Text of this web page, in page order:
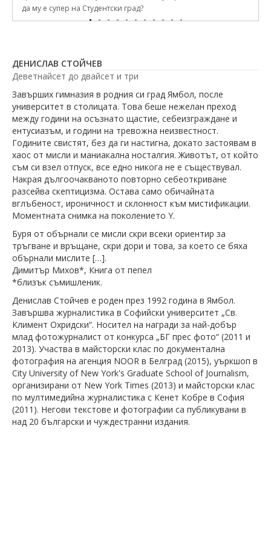
да му е супер на Студентски град?
завърши социология.
съмишленици. Закратко заедно, веднъж в годината, в
изолация от света, изискващ твърде много от нас.
ДЕНИСЛАВ СТОЙЧЕВ
Деветнайсет до двайсет и три
Завърших гимназия в родния си град Ямбол, после
университет в столицата. Това беше нежелан преход
между години на осъзнато щастие, себеизграждане и
ентусиазъм, и години на тревожна неизвестност.
Годините свистят, без да ги настигна, докато застоявам в
хаос от мисли и маниакална носталгия. Животът, от който
съм си взел отпуск, все едно никога не е съществувал.
Накрая дългоочакваното повторно себеоткриване
разсейва скептицизма. Остава само обичайната
вглъбеност, ироничност и склонност към мистификации.
Моментната снимка на поколението Y.
Буря от обърнали се мисли скри всеки ориентир за
тръгване и връщане, скри дори и това, за което се бяха
обърнали мислите […].
Димитър Михов*, Книга от пепел
*близък съмишленик.
Денислав Стойчев е роден през 1992 година в Ямбол.
Завършва журналистика в Софийски университет „Св.
Климент Охридски“. Носител на награди за най-добър
млад фотожурналист от конкурса „БГ прес фото“ (2011 и
2013). Участва в майсторски клас по документална
фотография на агенция NOOR в Белград (2015), уъркшоп в
City University of New York's Graduate School of Journalism,
организирани от New York Times (2013) и майсторски клас
по мултимедийна журналистика с Кенет Кобре в София
(2011). Негови текстове и фотографии са публикувани в
над 20 български и чуждестранни издания.